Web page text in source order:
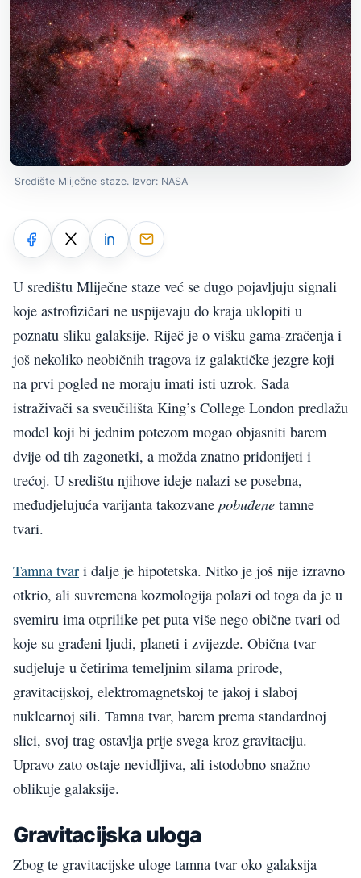
Središte Mliječne staze. Izvor: NASA
U središtu Mliječne staze već se dugo pojavljuju signali
koje astrofizičari ne uspijevaju do kraja uklopiti u
poznatu sliku galaksije. Riječ je o višku gama-zračenja i
još nekoliko neobičnih tragova iz galaktičke jezgre koji
na prvi pogled ne moraju imati isti uzrok. Sada
istraživači sa sveučilišta King’s College London predlažu
model koji bi jednim potezom mogao objasniti barem
dvije od tih zagonetki, a možda znatno pridonijeti i
trećoj. U središtu njihove ideje nalazi se posebna,
međudjelujuća varijanta takozvane pobuđene tamne
tvari.
Tamna tvar i dalje je hipotetska. Nitko je još nije izravno
otkrio, ali suvremena kozmologija polazi od toga da je u
svemiru ima otprilike pet puta više nego obične tvari od
koje su građeni ljudi, planeti i zvijezde. Obična tvar
sudjeluje u četirima temeljnim silama prirode,
gravitacijskoj, elektromagnetskoj te jakoj i slaboj
nuklearnoj sili. Tamna tvar, barem prema standardnoj
slici, svoj trag ostavlja prije svega kroz gravitaciju.
Upravo zato ostaje nevidljiva, ali istodobno snažno
oblikuje galaksije.
Gravitacijska uloga
Zbog te gravitacijske uloge tamna tvar oko galaksija